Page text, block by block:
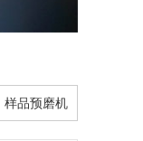
样品预磨机